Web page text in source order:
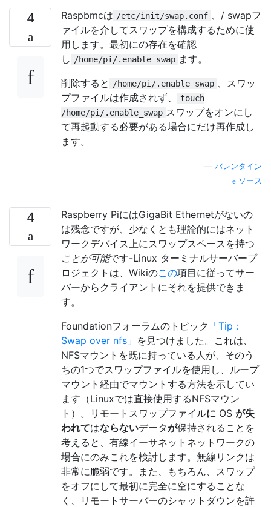
4 Raspbmcは /etc/init/swap.conf
、/ swapフ
ァイルを介してスワップを構成するために使
用します。最初にの存在を確認
し /home/pi/.enable_swap ます。
削除すると
/home/pi/.enable_swap
、スワッ
プファイルは作成されず、
touch
/home/pi/.enable_swap スワップをオンにし
て再起動する必要がある場合にだけ再作成し
ます。
バレンタイン
ソース
4
Raspberry PiにはGigaBit Ethernetがないの
は残念ですが、少なくとも理論的にはネット
ワークデバイス上にスワップスペースを持つ
ことが可能です-Linux ターミナルサーバープ
ロジェクトは、Wikiのこの項目に従ってサー
バーからクライアントにそれを提供できま
す。
Foundationフォーラムのトピック 「Tip：
Swap over nfs」 を見つけました。これは、
NFSマウントを既に持っている人が、そのう
ちの1つでスワップファイルを使用し、ループ
マウント経由でマウントする方法を示してい
ます（Linuxでは直接使用するNFSマウン
ト）。リモートスワップファイルに OS が失
われてはならないデータが保持されることを
考えると、有線イーサネットネットワークの
場合にのみこれを検討します。無線リンクは
非常に脆弱です。また、もちろん、スワップ
をオフにして最初に完全に空にすることな
く、リモートサーバーのシャットダウンを許